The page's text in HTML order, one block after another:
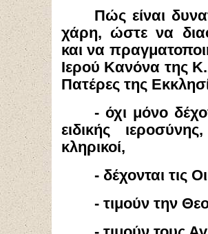
Πώς είναι
χάρη, ώστε να
και να
Ιερού Κανόνα της
Πατέρες της
- όχι μόνο
ειδικής
κληρικοί,
- δέχονται τις
- τιμούν την